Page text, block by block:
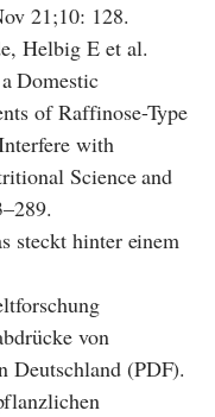
21;10: 128.
Helbig E et al.
Domestic
of Raffinose-Type
with
Science and
steckt hinter einem
von
Deutschland (PDF).